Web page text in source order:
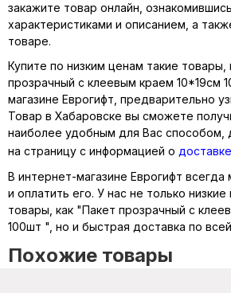
закажите товар онлайн,
характеристиками и описанием, а
товаре.
Купите по низким ценам такие товары,
прозрачный с клеевым краем 10*19см
магазине Еврогифт, предварительно
Товар в Хабаровске вы сможете
наиболее удобным для Вас способом,
на страницу с информацией о
В интернет-магазине Еврогифт всегда
и оплатить его. У нас не только
товары, как "Пакет прозрачный с
100шт ", но и быстрая доставка по
Похожие товары